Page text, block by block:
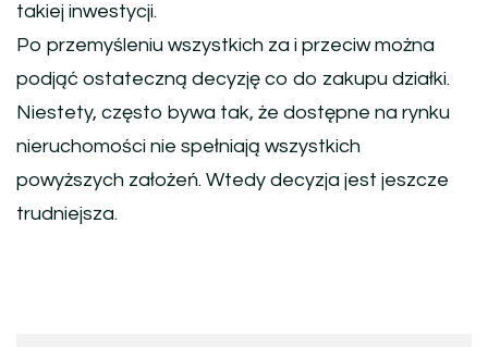
takiej inwestycji.
Po przemyśleniu wszystkich za i przeciw można
podjąć ostateczną decyzję co do zakupu działki.
Niestety, często bywa tak, że dostępne na rynku
nieruchomości nie spełniają wszystkich
powyższych założeń. Wtedy decyzja jest jeszcze
trudniejsza.